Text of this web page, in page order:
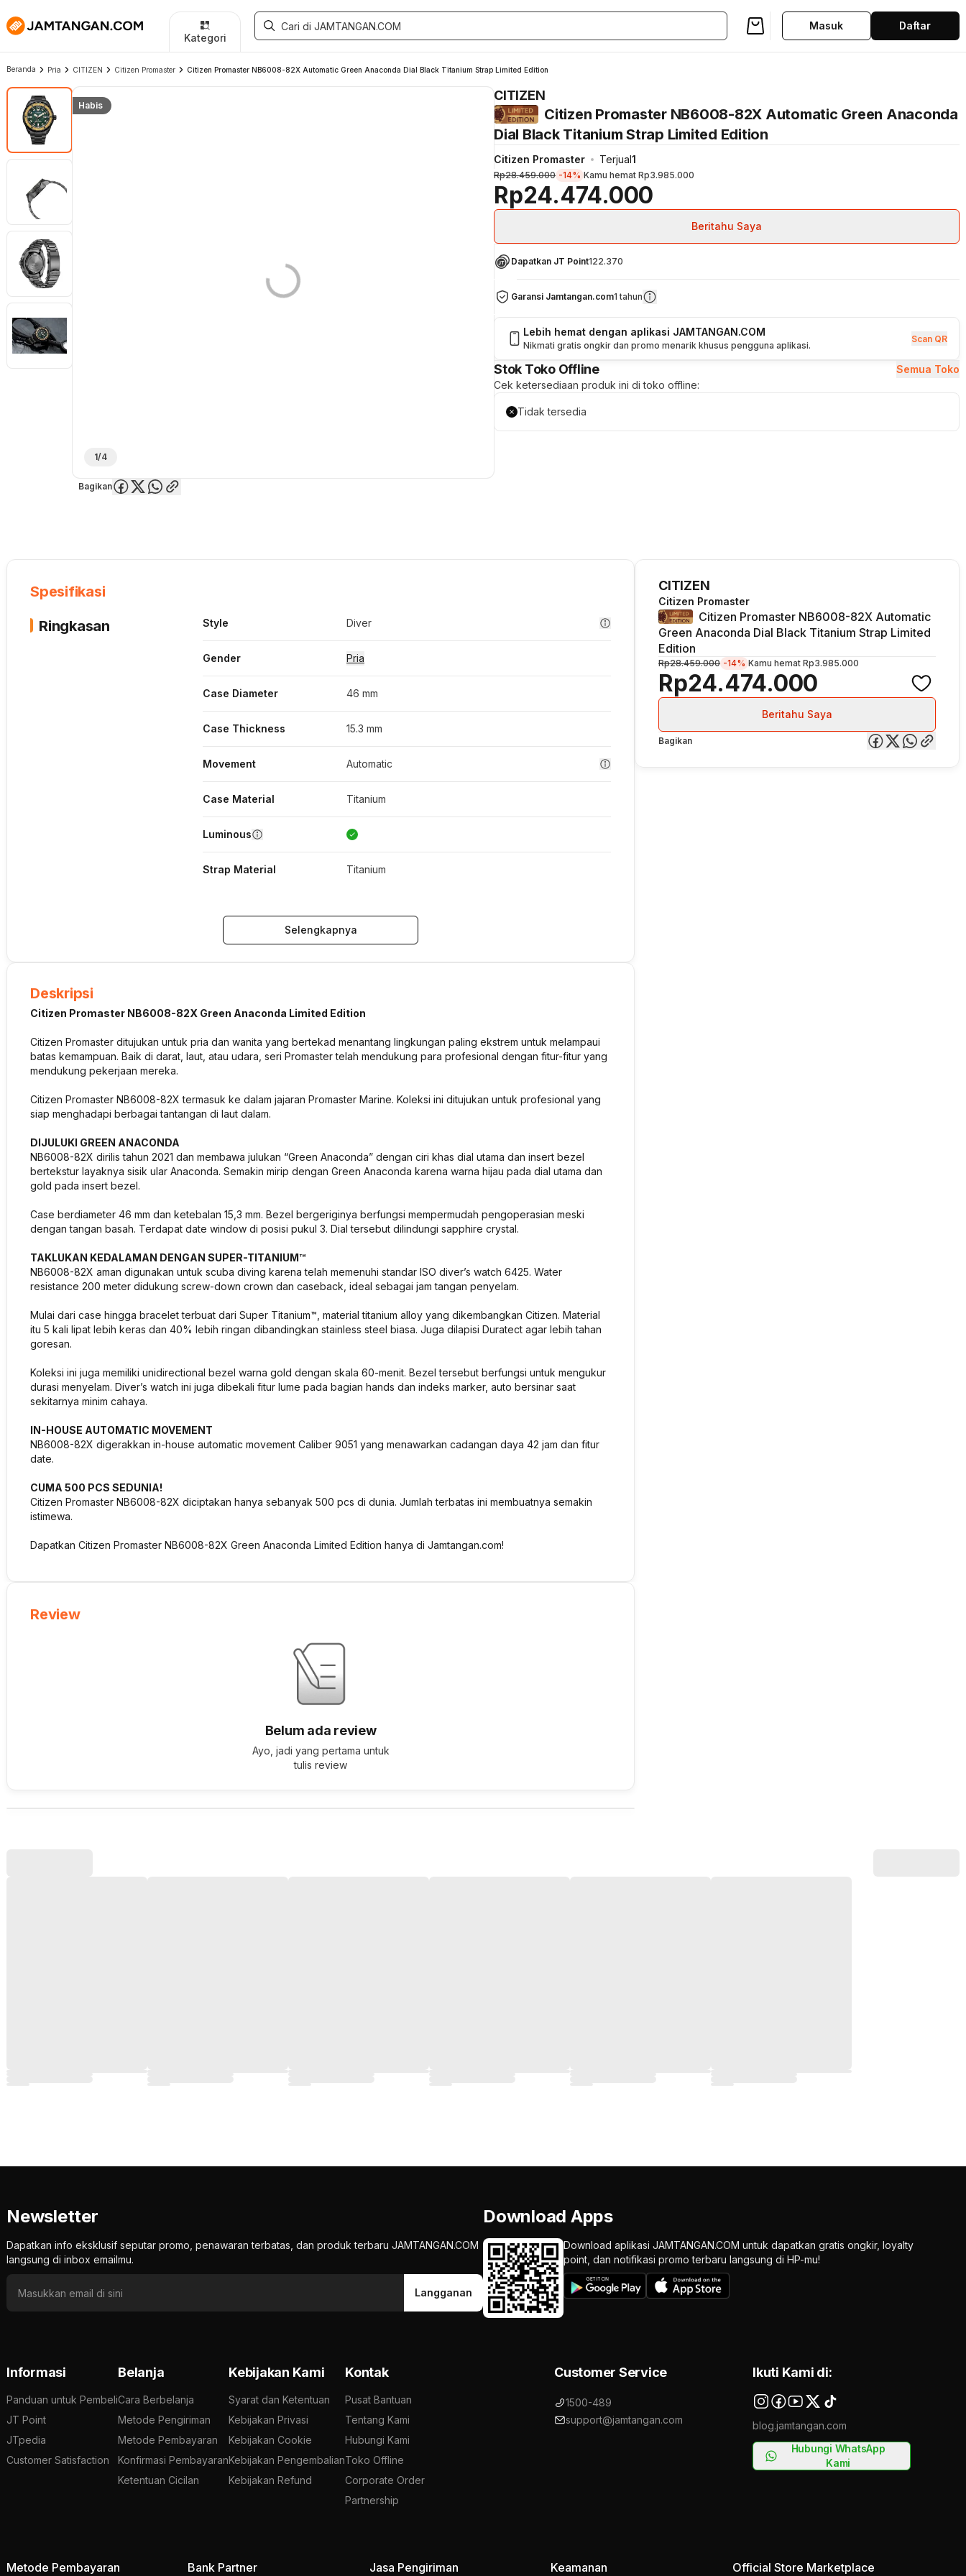
Newsletter
Dapatkan info eksklusif seputar promo, penawaran terbatas, dan produk terbaru JAMTANGAN.COM
langsung di inbox emailmu.
Langganan
Download Apps
Download aplikasi JAMTANGAN.COM untuk dapatkan gratis ongkir, loyalty
point, dan notifikasi promo terbaru langsung di HP-mu!
Informasi
Panduan untuk Pembeli
JT Point
JTpedia
Customer Satisfaction
Belanja
Cara Berbelanja
Metode Pengiriman
Metode Pembayaran
Konfirmasi Pembayaran
Ketentuan Cicilan
Kebijakan Kami
Syarat dan Ketentuan
Kebijakan Privasi
Kebijakan Cookie
Kebijakan Pengembalian
Kebijakan Refund
Kontak
Pusat Bantuan
Tentang Kami
Hubungi Kami
Toko Offline
Corporate Order
Partnership
Customer Service
1500-489
support@jamtangan.com
Ikuti Kami di:
blog.jamtangan.com
Hubungi WhatsApp
Kami
Metode Pembayaran Bank Partner Jasa Pengiriman Keamanan Official Store Marketplace
Kategori
Masuk Daftar
Beranda Pria CITIZEN Citizen Promaster Citizen Promaster NB6008-82X Automatic Green Anaconda Dial Black Titanium Strap Limited Edition
Habis
1/4
Bagikan
CITIZEN
Citizen Promaster NB6008-82X Automatic Green Anaconda
Dial Black Titanium Strap Limited Edition
Citizen Promaster Terjual1
Rp24.474.000
Rp28.459.000 -14% Kamu hemat Rp3.985.000
Beritahu Saya
Dapatkan JT Point122.370
Garansi Jamtangan.com1 tahun
Lebih hemat dengan aplikasi JAMTANGAN.COM
Nikmati gratis ongkir dan promo menarik khusus pengguna aplikasi.
Scan QR
Stok Toko Offline
Semua Toko
Cek ketersediaan produk ini di toko offline:
Tidak tersedia
Spesifikasi
Ringkasan
Style Diver
Gender Pria
Case Diameter 46 mm
Case Thickness 15.3 mm
Movement Automatic
Case Material Titanium
Luminous
Strap Material Titanium
Selengkapnya
Deskripsi
Citizen Promaster NB6008-82X Green Anaconda Limited Edition
Citizen Promaster ditujukan untuk pria dan wanita yang bertekad menantang lingkungan paling ekstrem untuk melampaui
batas kemampuan. Baik di darat, laut, atau udara, seri Promaster telah mendukung para profesional dengan fitur-fitur yang
mendukung pekerjaan mereka.
Citizen Promaster NB6008-82X termasuk ke dalam jajaran Promaster Marine. Koleksi ini ditujukan untuk profesional yang
siap menghadapi berbagai tantangan di laut dalam.
DIJULUKI GREEN ANACONDA
NB6008-82X dirilis tahun 2021 dan membawa julukan “Green Anaconda” dengan ciri khas dial utama dan insert bezel
bertekstur layaknya sisik ular Anaconda. Semakin mirip dengan Green Anaconda karena warna hijau pada dial utama dan
gold pada insert bezel.
Case berdiameter 46 mm dan ketebalan 15,3 mm. Bezel bergeriginya berfungsi mempermudah pengoperasian meski
dengan tangan basah. Terdapat date window di posisi pukul 3. Dial tersebut dilindungi sapphire crystal.
TAKLUKAN KEDALAMAN DENGAN SUPER-TITANIUM™
NB6008-82X aman digunakan untuk scuba diving karena telah memenuhi standar ISO diver’s watch 6425. Water
resistance 200 meter didukung screw-down crown dan caseback, ideal sebagai jam tangan penyelam.
Mulai dari case hingga bracelet terbuat dari Super Titanium™, material titanium alloy yang dikembangkan Citizen. Material
itu 5 kali lipat lebih keras dan 40% lebih ringan dibandingkan stainless steel biasa. Juga dilapisi Duratect agar lebih tahan
goresan.
Koleksi ini juga memiliki unidirectional bezel warna gold dengan skala 60-menit. Bezel tersebut berfungsi untuk mengukur
durasi menyelam. Diver’s watch ini juga dibekali fitur lume pada bagian hands dan indeks marker, auto bersinar saat
sekitarnya minim cahaya.
IN-HOUSE AUTOMATIC MOVEMENT
NB6008-82X digerakkan in-house automatic movement Caliber 9051 yang menawarkan cadangan daya 42 jam dan fitur
date.
CUMA 500 PCS SEDUNIA!
Citizen Promaster NB6008-82X diciptakan hanya sebanyak 500 pcs di dunia. Jumlah terbatas ini membuatnya semakin
istimewa.
Dapatkan Citizen Promaster NB6008-82X Green Anaconda Limited Edition hanya di Jamtangan.com!
Review
Belum ada review
Ayo, jadi yang pertama untuk
tulis review
CITIZEN
Citizen Promaster
Citizen Promaster NB6008-82X Automatic
Green Anaconda Dial Black Titanium Strap Limited
Edition
Rp24.474.000
Rp28.459.000 -14% Kamu hemat Rp3.985.000
Beritahu Saya
Bagikan